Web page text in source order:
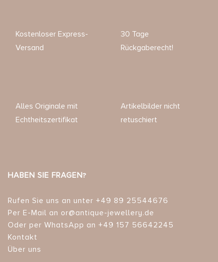
Kostenloser Express-
Versand
30 Tage
Rückgaberecht!
Alles Originale mit
Echtheitszertifikat
Artikelbilder nicht
retuschiert
HABEN SIE FRAGEN?
Rufen Sie uns an unter +49 89 25544676
Per E-Mail an or@antique-jewellery.de
Oder per WhatsApp an +49 157 56642245
Kontakt
Über uns